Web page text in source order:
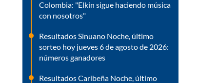
Colombia: "Elkin sigue haciendo música
con nosotros"
Resultados Sinuano Noche, último
sorteo hoy jueves 6 de agosto de 2026:
números ganadores
Resultados Caribeña Noche, último